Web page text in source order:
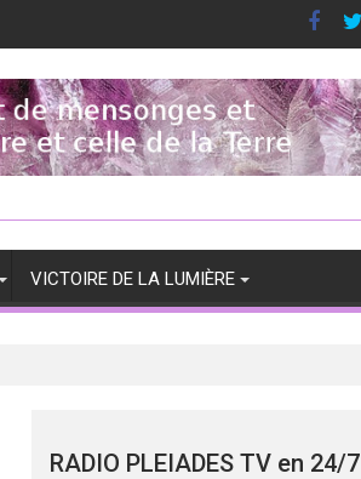
VICTOIRE DE LA LUMIÈRE
RADIO PLEIADES TV en 24/7